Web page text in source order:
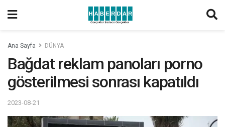
Ana Sayfa DÜNYA
Bağdat reklam panoları porno
gösterilmesi sonrası kapatıldı
2023-08-21